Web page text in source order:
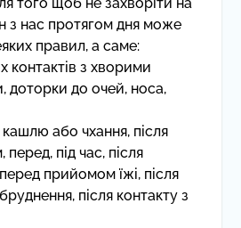
з нас протягом дня може
правил, а саме:
контактів з хворими
доторки до очей, носа,
або чхання, після
під час, після
прийомом їжі, після
після контакту з